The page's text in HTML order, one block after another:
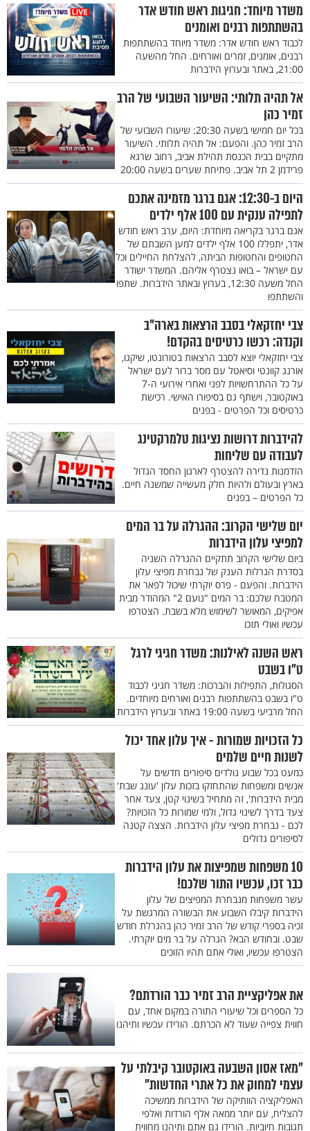
משדר מיוחד: חגיגות ראש חודש אדר
בהשתתפות רבנים ואומנים
לכבוד ראש חודש אדר: משדר מיוחד בהשתתפות
רבנים, אומנים, זמרים ואורחים. החל מהשעה
21:00, באתר ובערוץ הידברות
אל תהיה תלותי: השיעור השבועי של הרב
זמיר כהן
בכל יום חמישי בשעה 20:30: שיעורו השבועי של
הרב זמיר כהן. והפעם: אל תהיה תלותי. השיעור
מתקיים בבית הכנסת תהילת אביב, רחוב שרגא
פרידמן 2 תל אביב. פתיחת שערים בשעה 20:00
היום ב-12:30: אגם ברגר מזמינה אתכם
לתפילה ענקית עם 100 אלף ילדים
אגם ברגר בקריאה מיוחדת: היום, ערב ראש חודש
אדר, יתפללו 100 אלף ילדים למען השבתם של
החטופים והחטופות הביתה, להצלחת החיילים וכל
עם ישראל – בואו נצטרף אליהם. המשדר ישודר
החל משעה 12:30, בערוץ ובאתר הידברות. שתפו
והשתתפו
צבי יחזקאלי בסבב הרצאות בארה"ב
וקנדה: רכשו כרטיסים בהקדם!
צבי יחזקאלי יוצא לסבב הרצאות בטורונטו, שיקגו,
אורנג קוונטי וסיאטל עם מסר ברור לעם ישראל
על כל ההתרחשויות לפני ואחרי אירועי ה-7
באוקטובר, וישתף גם בסיפורו האישי. רכישת
כרטיסים וכל הפרטים - בפנים
להידברות דרושות נציגות טלמרקטינג
לעבודה עם שליחות
הזדמנות נדירה להצטרף לארגון החסד הגדול
בארץ ובעולם ולהיות חלק מעשייה שמשנה חיים.
כל הפרטים – בפנים
יום שלישי הקרוב: ההגרלה על בר המים
למפיצי עלון הידברות
ביום שלישי הקרוב תתקיים ההגרלה השניה
בסדרת הגרלות הענק של נבחרת מפיצי עלון
הידברות. והפעם - פרס יוקרתי שיכול לפאר את
המטבח שלכם: בר המים "נועם 2" המהודר מבית
אפיקים, המאושר לשימוש מלא בשבת. הצטרפו
עכשיו ואולי תזכו
ראש השנה לאילנות: משדר חגיגי לרגל
ט"ו בשבט
הסגולות, התפילות והברכות: משדר חגיגי לכבוד
ט"ו בשבט בהשתתפות רבנים ואורחים מיוחדים.
החל מרביעי בשעה 19:00 באתר ובערוץ הידברות
כל הזכויות שמורות - איך עלון אחד יכול
לשנות חיים שלמים
כמעט בכל שבוע נולדים סיפורים חדשים על
אנשים ומשפחות שהתחזקו בזכות עלון 'עונג שבת'
מבית הידברות', זה מתחיל בשינוי קטן, צעד אחר
צעד בדרך לשינוי גדול, ולמי שמורות כל הזכויות?
לכם - נבחרת מפיצי עלון הידברות. הצצה קטנה
לסיפורים גדולים
10 משפחות שמפיצות את עלון הידברות
כבר זכו, עכשיו התור שלכם!
עשר משפחות מנבחרת המפיצים של עלון
הידברות קיבלו השבוע את הבשורה המרגשת על
זכיה בספרי קודש של הרב זמיר כהן בהגרלת חודש
שבט. ובחודש הבא? הגרלה על בר מים יוקרתי.
הצטרפו עכשיו, ואולי אתם תהיו הזוכים
את אפליקציית הרב זמיר כבר הורדתם?
כל הספרים וכל שיעורי התורה במקום אחד, עם
חווית צפייה שעוד לא הכרתם. הורידו עכשיו ותיהנו
"מאז אסון השבעה באוקטובר קיבלתי על
עצמי למחוק את כל אתרי החדשות"
האפליקציה הוותיקה של הידברות ממשיכה
להצליח, עם יותר ממאה אלף הורדות ואלפי
תגובות חיוביות. הורידו גם אתם ותיהנו מחווית